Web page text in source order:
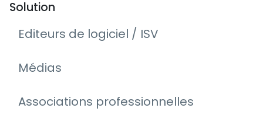
Solution
Editeurs de logiciel / ISV
Médias
Associations professionnelles